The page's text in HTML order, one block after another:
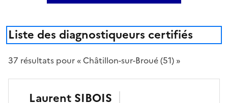
Liste des diagnostiqueurs certifiés
37 résultats pour « Châtillon-sur-Broué (51) »
Laurent SIBOIS